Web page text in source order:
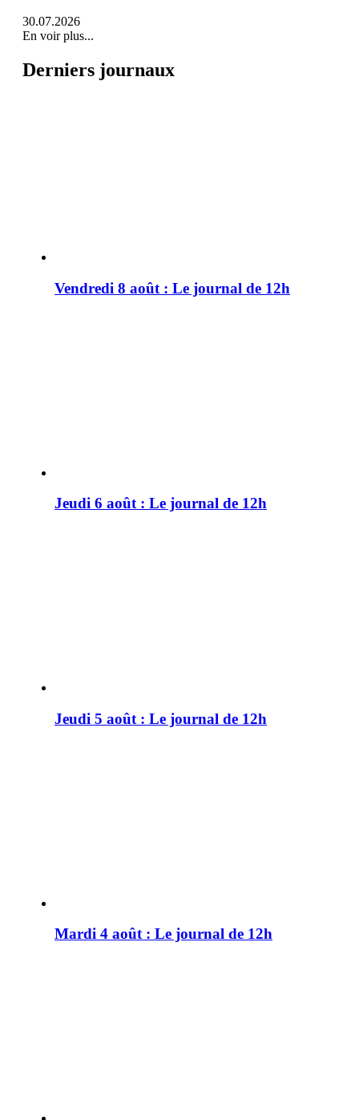
30.07.2026
En voir plus...
Derniers journaux
Vendredi 8 août : Le journal de 12h
Jeudi 6 août : Le journal de 12h
Jeudi 5 août : Le journal de 12h
Mardi 4 août : Le journal de 12h